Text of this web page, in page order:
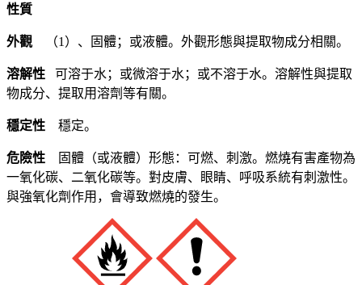
性質
外觀 （1）、固體；或液體。外觀形態與提取物成分相關。
溶解性 可溶于水；或微溶于水；或不溶于水。溶解性與提取
物成分、提取用溶劑等有關。
穩定性 穩定。
危險性
固體（或液體）形態：可燃、刺激。燃燒有害產物為
一氧化碳、二氧化碳等。對皮膚、眼睛、呼吸系統有刺激性。
與強氧化劑作用，會導致燃燒的發生。